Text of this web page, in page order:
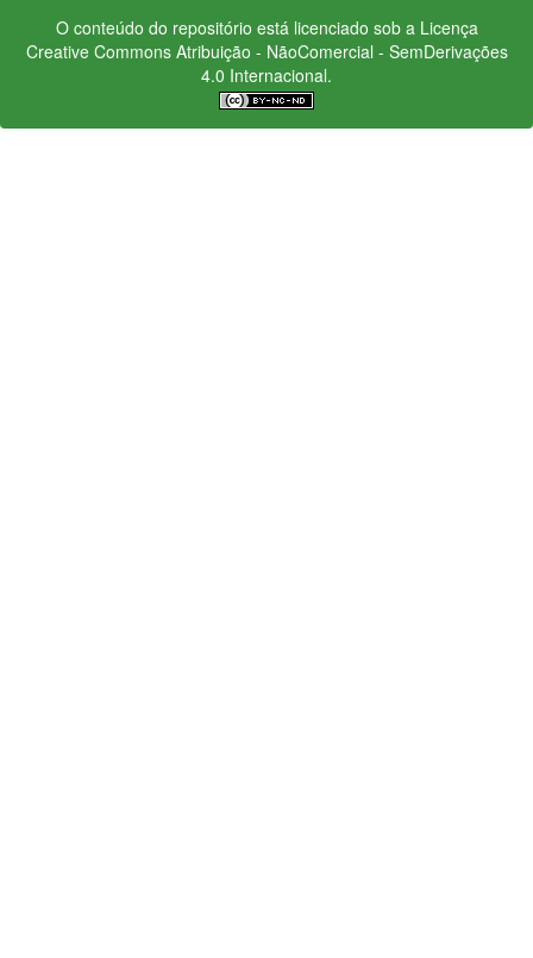
O conteúdo do repositório está licenciado sob a Licença
Creative CommonsAtribuição - NãoComercial - SemDerivações
4.0 Internacional.